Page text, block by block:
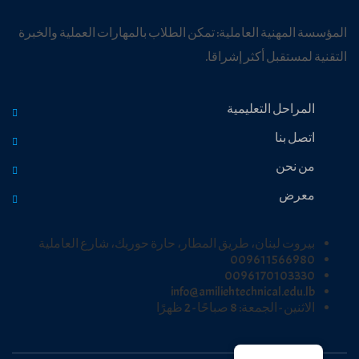
المؤسسة المهنية العاملية: تمكن الطلاب بالمهارات العملية والخبرة
التقنية لمستقبل أكثر إشراقا.
المراحل التعليمية
اتصل بنا
من نحن
معرض
بيروت لبنان، طريق المطار، حارة حوريك، شارع العاملية
009611566980
0096170103330
info@amiliehtechnical.edu.lb
الاثنين - الجمعة: 8 صباحًا - 2 ظهرًا